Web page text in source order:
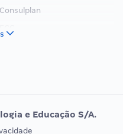
Consulplan
Vunespe Educação S/A.